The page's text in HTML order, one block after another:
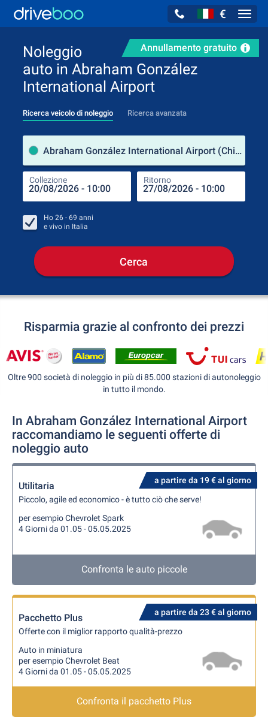
€
Annullamento gratuito
Noleggio
auto in Abraham González
International Airport
Ricerca veicolo di noleggio Ricerca avanzata
Abraham González International Airport (Chihuahua / Stati Uniti d'America)
Collezione Ritorno
Ho 26 - 69 anni
e vivo in Italia
Cerca
Risparmia grazie al confronto dei prezzi
Oltre 900 società di noleggio in più di 85.000 stazioni di autonoleggio
in tutto il mondo.
In Abraham González International Airport
raccomandiamo le seguenti offerte di
noleggio auto
a partire da 19 € al giorno
Utilitaria
Piccolo, agile ed economico - è tutto ciò che serve!
per esempio Chevrolet Spark
4 Giorni da 01.05 - 05.05.2025
Confronta le auto piccole
a partire da 23 € al giorno
Pacchetto Plus
Offerte con il miglior rapporto qualità-prezzo
Auto in miniatura
per esempio Chevrolet Beat
4 Giorni da 01.05 - 05.05.2025
Confronta il pacchetto Plus